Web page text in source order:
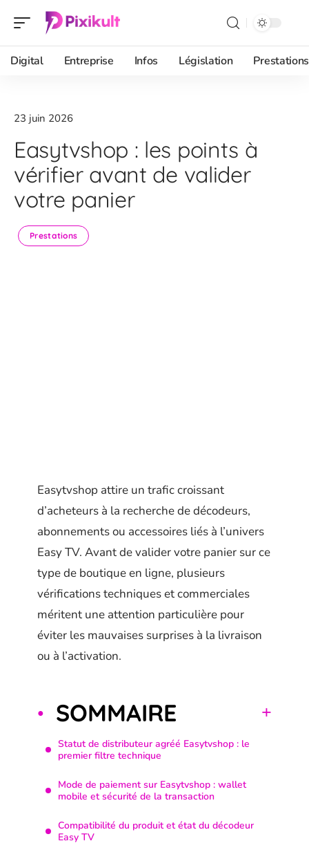
Digital Entreprise Infos Législation Prestations
23 juin 2026
Easytvshop : les points à
vérifier avant de valider
votre panier
Prestations
Easytvshop attire un trafic croissant
d’acheteurs à la recherche de décodeurs,
abonnements ou accessoires liés à l’univers
Easy TV. Avant de valider votre panier sur ce
type de boutique en ligne, plusieurs
vérifications techniques et commerciales
méritent une attention particulière pour
éviter les mauvaises surprises à la livraison
ou à l’activation.
SOMMAIRE
Statut de distributeur agréé Easytvshop : le
premier filtre technique
Mode de paiement sur Easytvshop : wallet
mobile et sécurité de la transaction
Compatibilité du produit et état du décodeur
Easy TV